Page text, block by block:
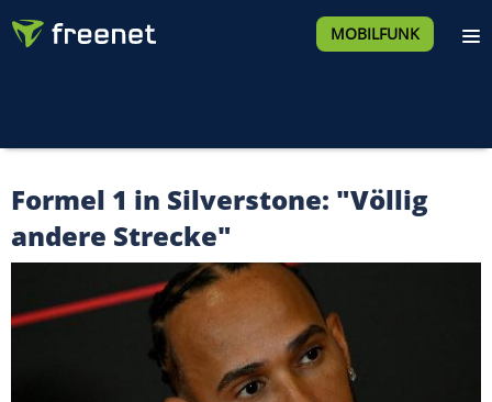
MOBILFUNK
Formel 1 in Silverstone: "Völlig
andere Strecke"